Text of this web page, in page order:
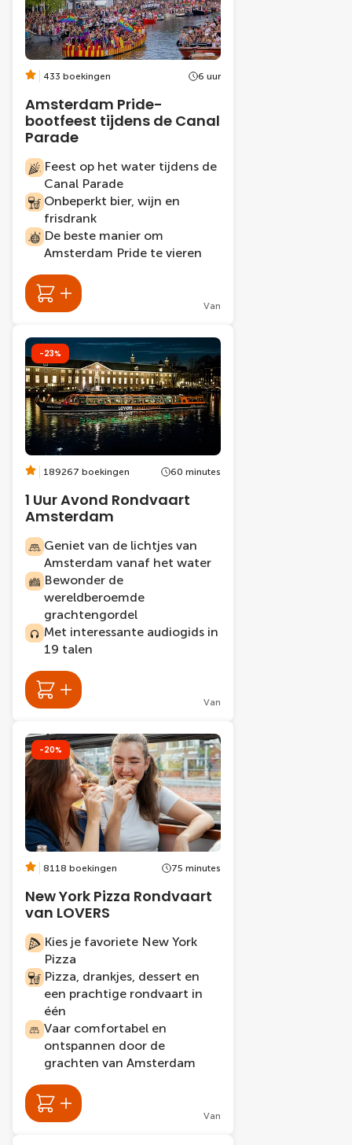
433 boekingen 6 uur
Amsterdam Pride-
bootfeest tijdens de Canal
Parade
Feest op het water tijdens de
Canal Parade
Onbeperkt bier, wijn en
frisdrank
De beste manier om
Amsterdam Pride te vieren
Van
-23%
189267 boekingen 60 minutes
1 Uur Avond Rondvaart
Amsterdam
Geniet van de lichtjes van
Amsterdam vanaf het water
Bewonder de
wereldberoemde
grachtengordel
Met interessante audiogids in
19 talen
Van
-20%
8118 boekingen 75 minutes
New York Pizza Rondvaart
van LOVERS
Kies je favoriete New York
Pizza
Pizza, drankjes, dessert en
een prachtige rondvaart in
één
Vaar comfortabel en
ontspannen door de
grachten van Amsterdam
Van